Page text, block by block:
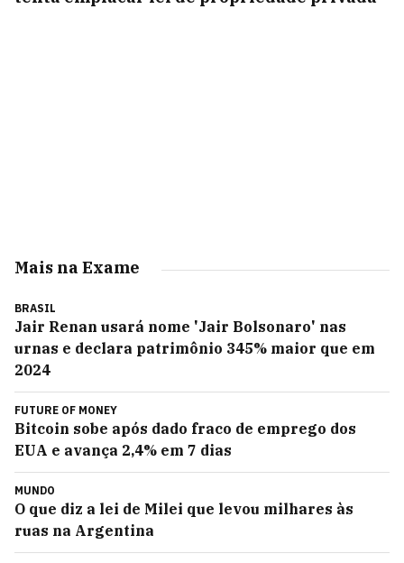
Mais na Exame
BRASIL
Jair Renan usará nome 'Jair Bolsonaro' nas
urnas e declara patrimônio 345% maior que em
2024
FUTURE OF MONEY
Bitcoin sobe após dado fraco de emprego dos
EUA e avança 2,4% em 7 dias
MUNDO
O que diz a lei de Milei que levou milhares às
ruas na Argentina